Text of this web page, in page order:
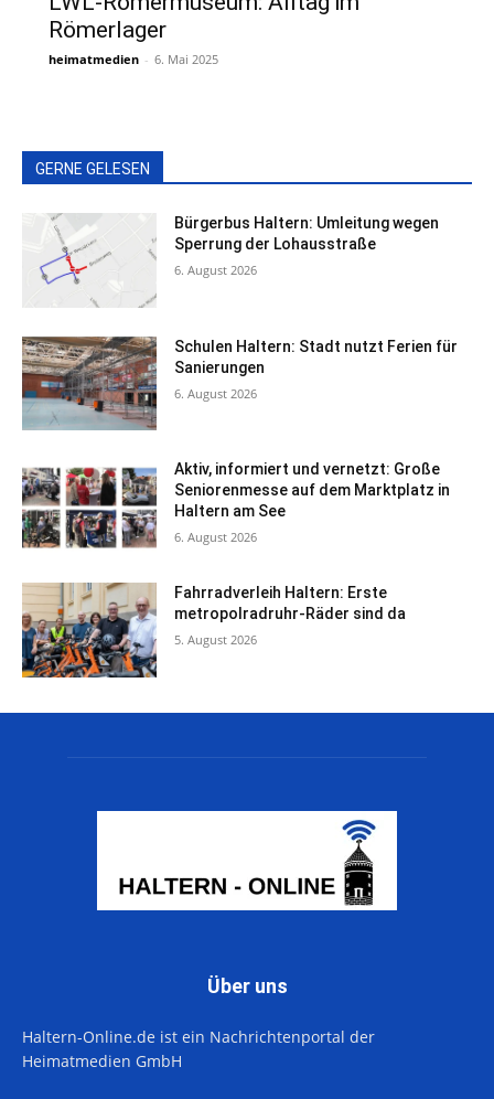
Römerlager
heimatmedien - 6. Mai 2025
GERNE GELESEN
Bürgerbus Haltern: Umleitung wegen
Sperrung der Lohausstraße
6. August 2026
Schulen Haltern: Stadt nutzt Ferien für
Sanierungen
6. August 2026
Aktiv, informiert und vernetzt: Große
Seniorenmesse auf dem Marktplatz in
Haltern am See
6. August 2026
Fahrradverleih Haltern: Erste
metropolradruhr-Räder sind da
5. August 2026
Über uns
Haltern-Online.de ist ein Nachrichtenportal der
Heimatmedien GmbH